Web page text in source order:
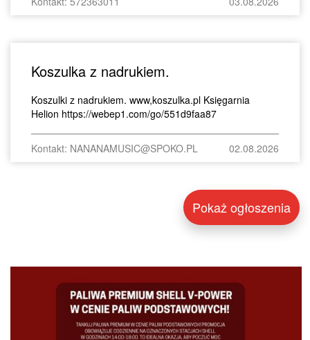
Koszulka z nadrukiem.
Koszulki z nadrukiem. www,koszulka.pl Księgarnia
Helion https://webep1.com/go/551d9faa87
Kontakt: NANANAMUSIC@SPOKO.PL 02.08.2026
Pokaż ogłoszenia